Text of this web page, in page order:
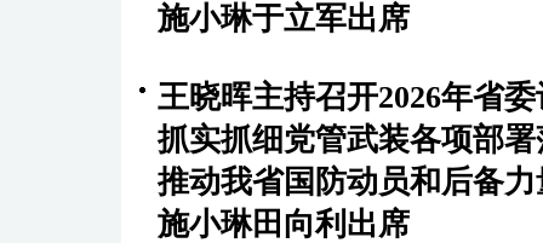
施小琳于立军出席
王晓晖主持召开2026年省
抓实抓细党管武装各项部
推动我省国防动员和后备
施小琳田向利出席